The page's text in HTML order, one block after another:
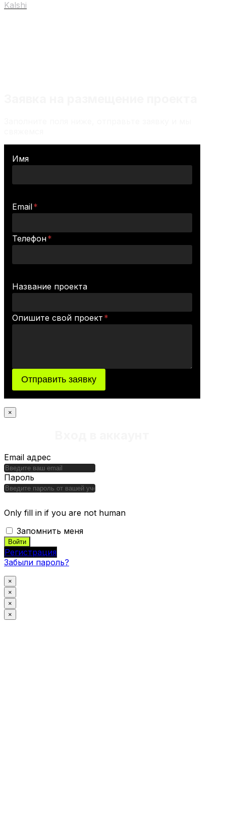
Kalshi
Имя
Email*
Телефон*
Название проекта
Опишите свой проект *
Отправить заявку
×
Email адрес
Пароль
Only fill in if you are not human
Запомнить меня
Регистрация
Забыли пароль?
×
×
×
×